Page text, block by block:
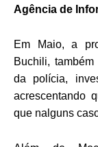
Agência de
Em Maio, a
Buchili,
da polícia,
acrescentando
que nalguns